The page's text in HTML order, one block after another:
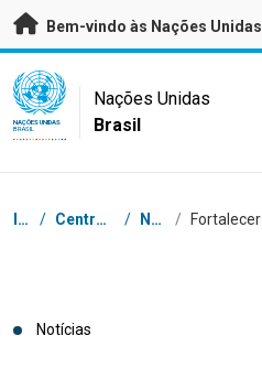
Saltar para conteúdo principal
Bem-vindo às Nações Unidas
UN Logo
NAÇÕES UNIDAS
BRASIL
Nações Unidas
Brasil
Navegação
Início / Centro de Imprensa / Notícias /
Notícias